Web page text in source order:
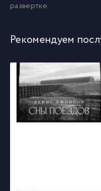
развертке.
Рекомендуем